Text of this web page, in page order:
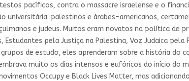
pacíficos, contra o massacre israelense e o
universitária: palestinos e árabes-americanos,
e judeus. Muitos eram novatos na política de
pela Justiça na Palestina, Voz Judaica pela
de estudo, eles aprenderam sobre a história
muito os dias intensos e eufóricos do início do
Occupy e Black Lives Matter, mas